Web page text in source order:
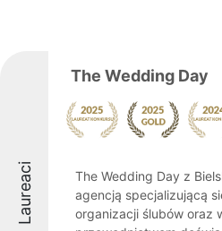
Laureaci
The Wedding Day
The Wedding Day z
agencją specjalizującą
organizacji ślubów oraz